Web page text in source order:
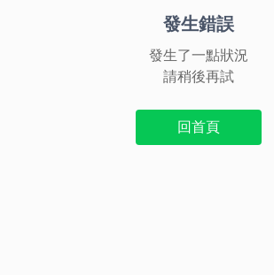
發生錯誤
發生了一點狀況
請稍後再試
回首頁